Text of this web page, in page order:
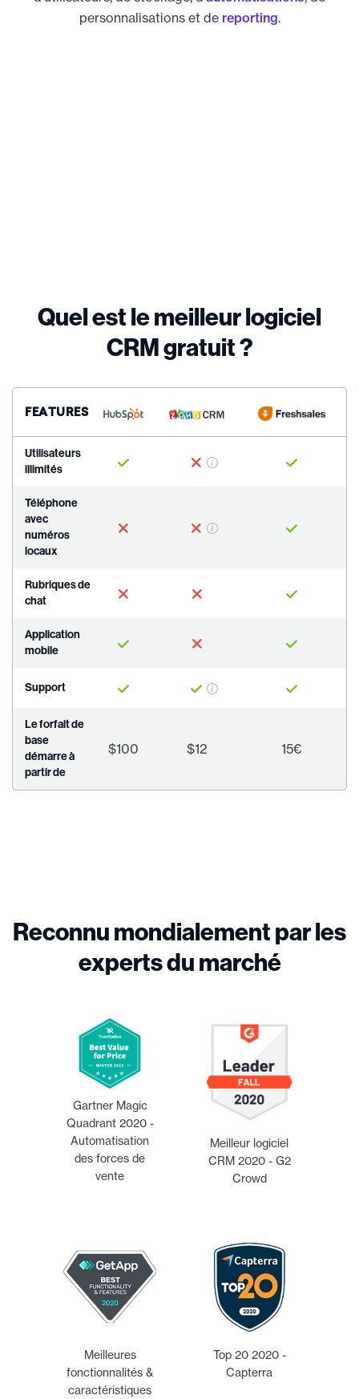
personnalisations et de reporting.
Quel est le meilleur logiciel
CRM gratuit ?
FEATURES
Utilisateurs
illimités
Téléphone
avec
numéros
locaux
Rubriques de
chat
Application
mobile
Support
Le forfait de
base
démarre à
partir de
$100 $12 15€
Reconnu mondialement par les
experts du marché
Gartner Magic
Quadrant 2020 -
Automatisation
des forces de
vente
Meilleur logiciel
CRM 2020 - G2
Crowd
Meilleures
fonctionnalités &
caractéristiques
Top 20 2020 -
Capterra